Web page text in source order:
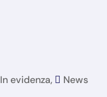
In evidenza, News